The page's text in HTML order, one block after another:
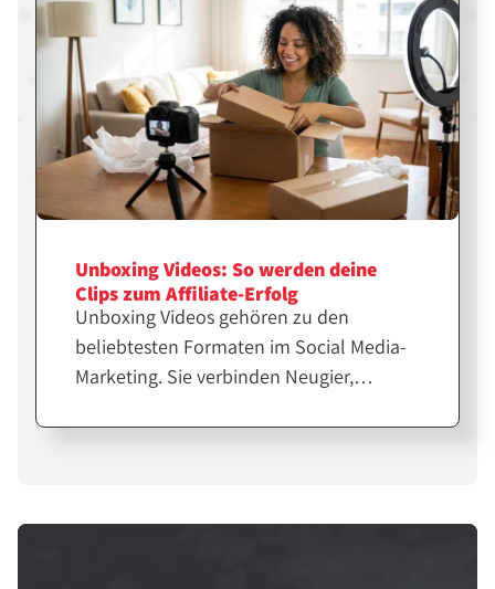
einsetzt.
Unboxing Videos: So werden deine
Clips zum Affiliate-Erfolg
Unboxing Videos gehören zu den
beliebtesten Formaten im Social Media-
Marketing. Sie verbinden Neugier,
Für Affiliates und Creator sind sie eine